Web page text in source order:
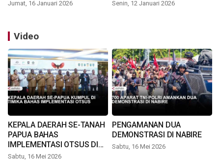
Jumat, 16 Januari 2026 Senin, 12 Januari 2026
Video
KEPALA DAERAH SE-TANAH
PAPUA BAHAS
IMPLEMENTASI OTSUS DI
TIMIKA
Sabtu, 16 Mei 2026
PENGAMANAN DUA
DEMONSTRASI DI NABIRE
Sabtu, 16 Mei 2026